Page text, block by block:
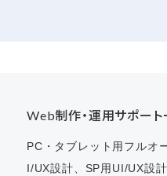
Web制作・運用サポート
PC ・タブレット用フルオ
I/UX設計、 SP用 UI/UX設